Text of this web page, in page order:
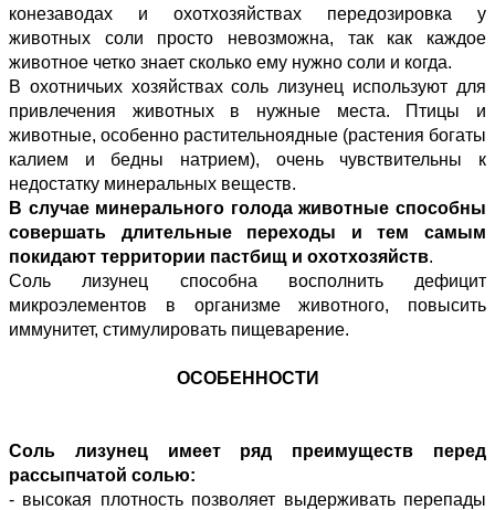
конезаводах и охотхозяйствах передозировка у
животных соли просто невозможна, так как каждое
животное четко знает сколько ему нужно соли и когда.
В охотничьих хозяйствах соль лизунец используют для
привлечения животных в нужные места. Птицы и
животные, особенно растительноядные (растения богаты
калием и бедны натрием), очень чувствительны к
недостатку минеральных веществ.
В случае минерального голода животные способны
совершать длительные переходы и тем самым
покидают территории пастбищ и охотхозяйств.
Соль лизунец способна восполнить дефицит
микроэлементов в организме животного, повысить
иммунитет, стимулировать пищеварение.
ОСОБЕННОСТИ
Соль лизунец имеет ряд преимуществ перед
рассыпчатой солью:
- высокая плотность позволяет выдерживать перепады